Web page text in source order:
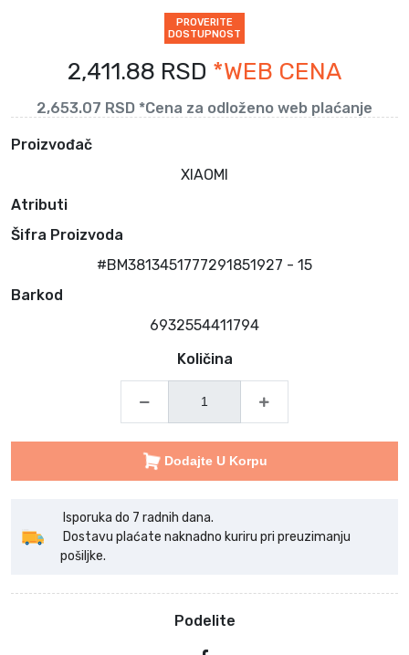
PROVERITE
DOSTUPNOST
2,411.88 RSD *WEB CENA
2,653.07 RSD *Cena za odloženo web plaćanje
Proizvođač
XIAOMI
Atributi
Šifra Proizvoda
#BM3813451777291851927 - 15
Barkod
6932554411794
Količina
Dodajte U Korpu
Isporuka do 7 radnih dana.
Dostavu plaćate naknadno kuriru pri preuzimanju
pošiljke.
Podelite